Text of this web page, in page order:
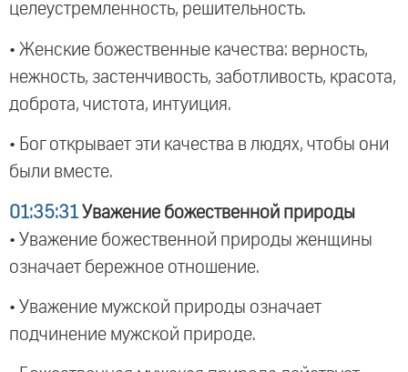
целеустремленность, решительность.
• Женские божественные качества: верность,
нежность, застенчивость, заботливость, красота,
доброта, чистота, интуиция.
• Бог открывает эти качества в людях, чтобы они
были вместе.
01:35:31 Уважение божественной природы
• Уважение божественной природы женщины
означает бережное отношение.
• Уважение мужской природы означает
подчинение мужской природе.